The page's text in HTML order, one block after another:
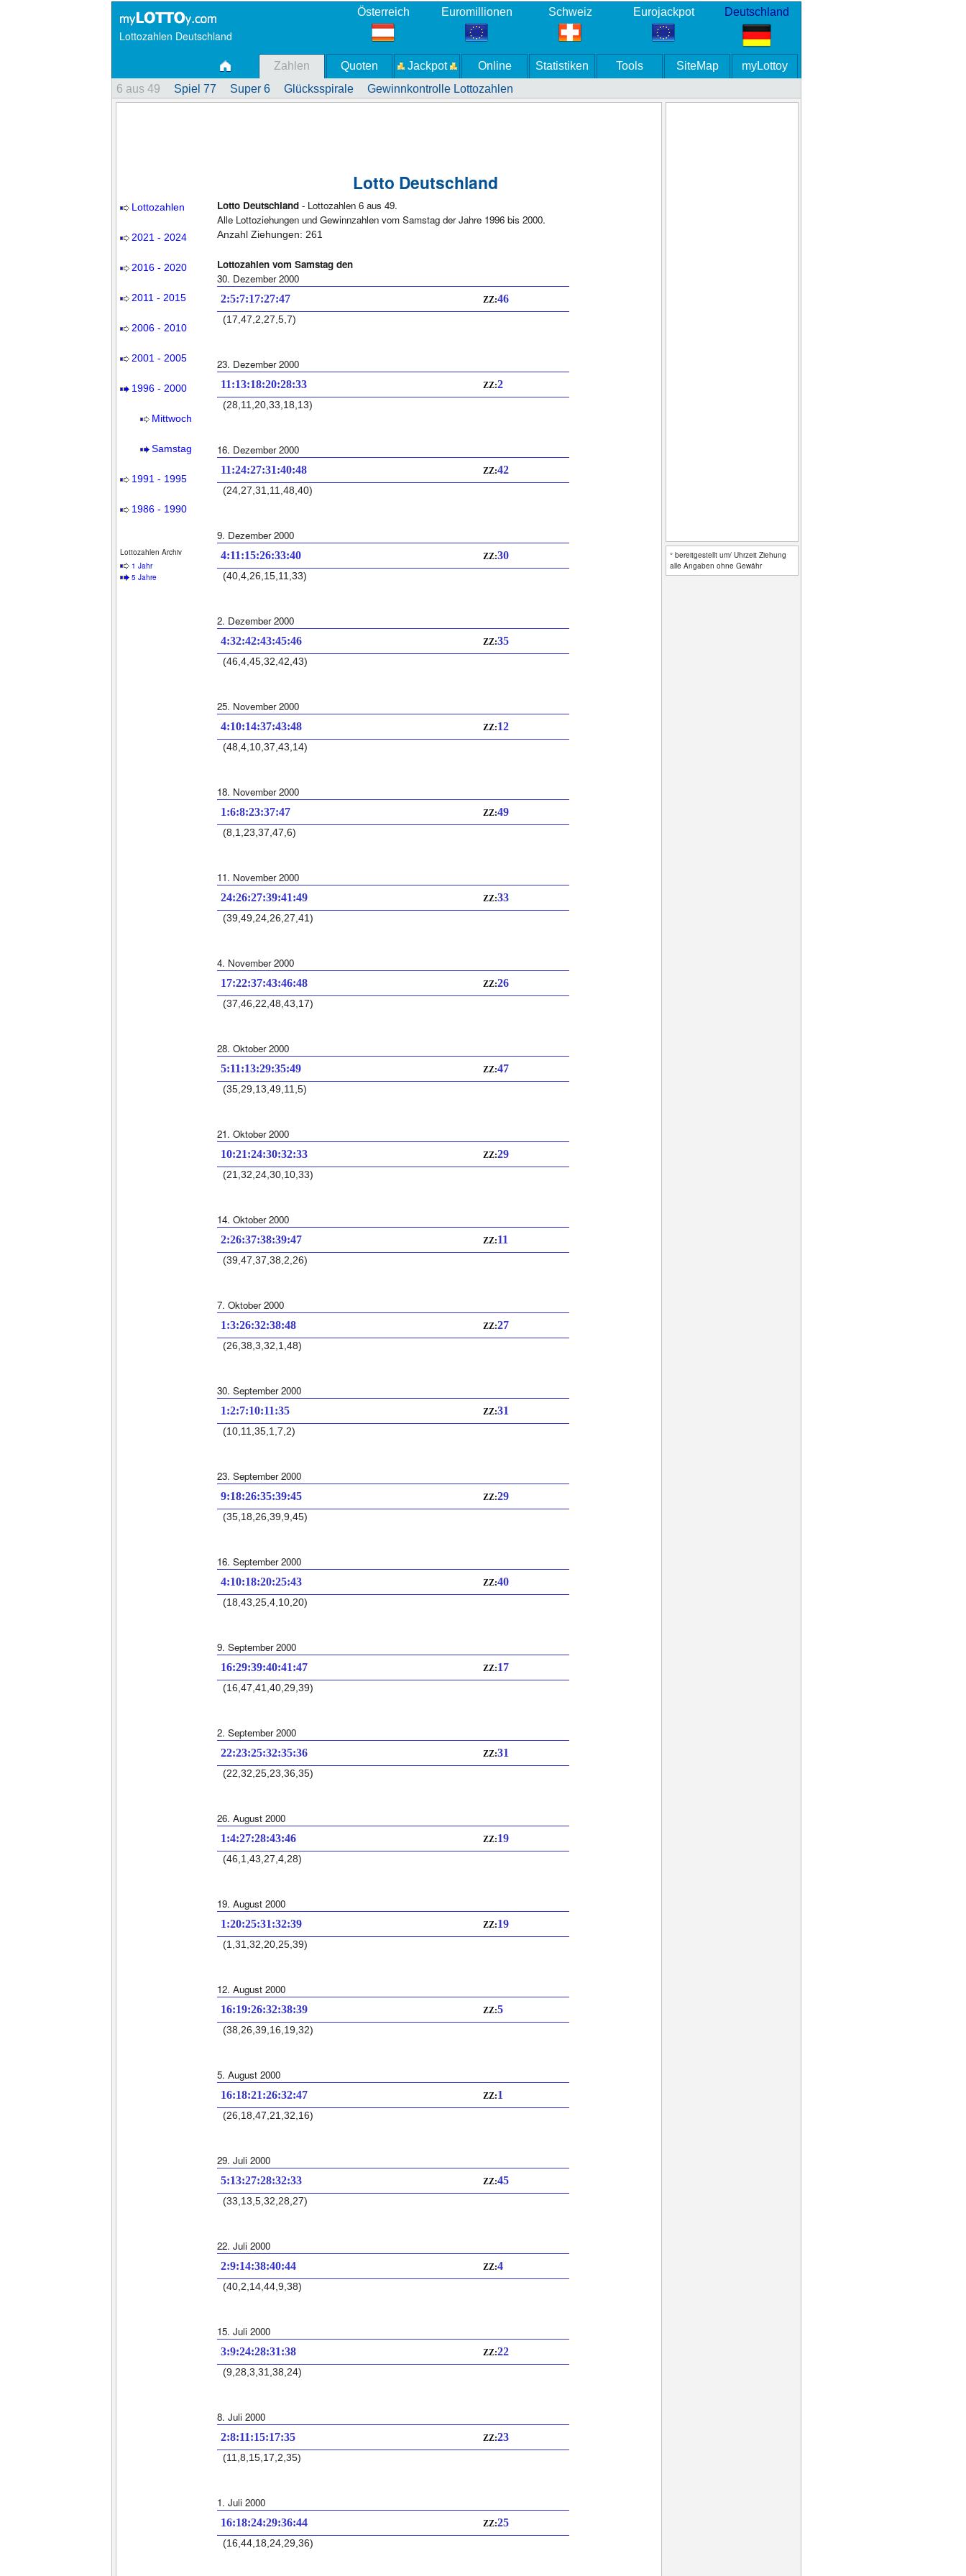
Lottozahlen Deutschland
Österreich Euromillionen Schweiz Eurojackpot Deutschland
Zahlen Quoten Jackpot Online Statistiken Tools SiteMap
myLottoy
6 aus 49
Spiel 77 Super 6 Glücksspirale Gewinnkontrolle Lottozahlen
Lottozahlen
2021 - 2024
2016 - 2020
2011 - 2015
2006 - 2010
2001 - 2005
1996 - 2000
Mittwoch
Samstag
1991 - 1995
1986 - 1990
Lottozahlen Archiv
1 Jahr
5 Jahre
Lotto Deutschland
Lotto Deutschland - Lottozahlen 6 aus 49.
Alle Lottoziehungen und Gewinnzahlen vom Samstag der Jahre 1996 bis 2000.
Anzahl Ziehungen: 261
Lottozahlen vom Samstag den
30. Dezember 2000
2:5:7:17:27:47 ZZ:46
(17,47,2,27,5,7)
23. Dezember 2000
11:13:18:20:28:33 ZZ:2
(28,11,20,33,18,13)
16. Dezember 2000
11:24:27:31:40:48 ZZ:42
(24,27,31,11,48,40)
9. Dezember 2000
4:11:15:26:33:40 ZZ:30
(40,4,26,15,11,33)
2. Dezember 2000
4:32:42:43:45:46 ZZ:35
(46,4,45,32,42,43)
25. November 2000
4:10:14:37:43:48 ZZ:12
(48,4,10,37,43,14)
18. November 2000
1:6:8:23:37:47 ZZ:49
(8,1,23,37,47,6)
11. November 2000
24:26:27:39:41:49 ZZ:33
(39,49,24,26,27,41)
4. November 2000
17:22:37:43:46:48 ZZ:26
(37,46,22,48,43,17)
28. Oktober 2000
5:11:13:29:35:49 ZZ:47
(35,29,13,49,11,5)
21. Oktober 2000
10:21:24:30:32:33 ZZ:29
(21,32,24,30,10,33)
14. Oktober 2000
2:26:37:38:39:47 ZZ:11
(39,47,37,38,2,26)
7. Oktober 2000
1:3:26:32:38:48 ZZ:27
(26,38,3,32,1,48)
30. September 2000
1:2:7:10:11:35 ZZ:31
(10,11,35,1,7,2)
23. September 2000
9:18:26:35:39:45 ZZ:29
(35,18,26,39,9,45)
16. September 2000
4:10:18:20:25:43 ZZ:40
(18,43,25,4,10,20)
9. September 2000
16:29:39:40:41:47 ZZ:17
(16,47,41,40,29,39)
2. September 2000
22:23:25:32:35:36 ZZ:31
(22,32,25,23,36,35)
26. August 2000
1:4:27:28:43:46 ZZ:19
(46,1,43,27,4,28)
19. August 2000
1:20:25:31:32:39 ZZ:19
(1,31,32,20,25,39)
12. August 2000
16:19:26:32:38:39 ZZ:5
(38,26,39,16,19,32)
5. August 2000
16:18:21:26:32:47 ZZ:1
(26,18,47,21,32,16)
29. Juli 2000
5:13:27:28:32:33 ZZ:45
(33,13,5,32,28,27)
22. Juli 2000
2:9:14:38:40:44 ZZ:4
(40,2,14,44,9,38)
15. Juli 2000
3:9:24:28:31:38 ZZ:22
(9,28,3,31,38,24)
8. Juli 2000
2:8:11:15:17:35 ZZ:23
(11,8,15,17,2,35)
1. Juli 2000
16:18:24:29:36:44 ZZ:25
(16,44,18,24,29,36)
° bereitgestellt um/ Uhrzeit Ziehung
alle Angaben ohne Gewähr